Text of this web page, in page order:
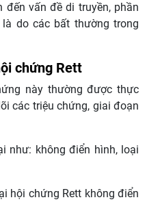
đến vấn đề di truyền, phần
do các bất thường trong
chứng Rett
này thường được thực
các triệu chứng, giai đoạn
như: không điển hình, loại
hội chứng Rett không điển